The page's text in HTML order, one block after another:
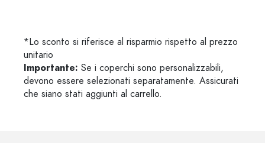
*Lo sconto si riferisce al risparmio rispetto al prezzo
unitario
Importante: Se i coperchi sono personalizzabili,
devono essere selezionati separatamente. Assicurati
che siano stati aggiunti al carrello.